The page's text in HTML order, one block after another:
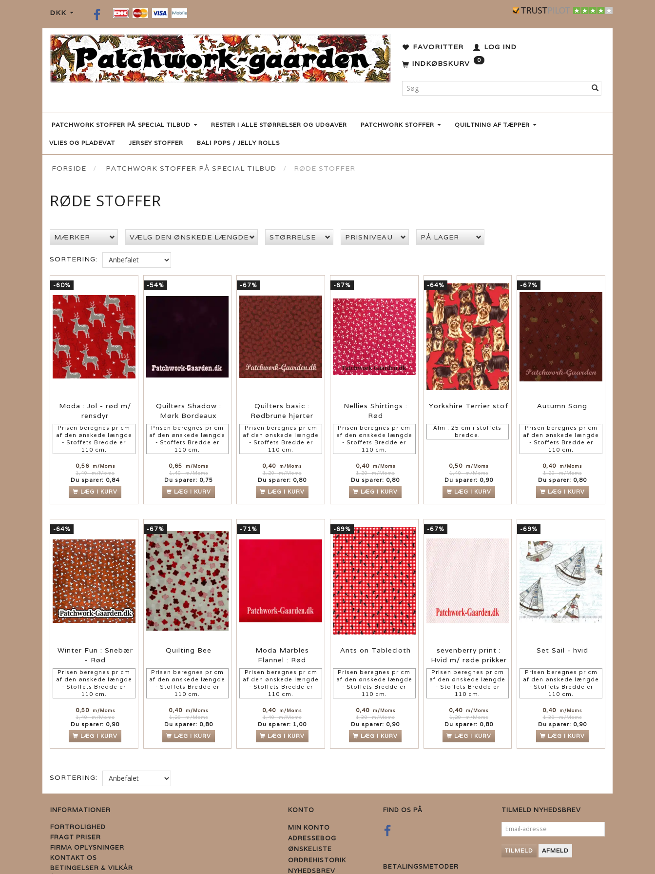
DKK
FAVORITTER
LOG IND
INDKØBSKURV
0
PATCHWORK STOFFER PÅ SPECIAL TILBUD RESTER I ALLE STØRRELSER OG UDGAVER PATCHWORK STOFFER QUILTNING AF TÆPPER
VLIES OG PLADEVAT JERSEY STOFFER BALI POPS / JELLY ROLLS
FORSIDE PATCHWORK STOFFER PÅ SPECIAL TILBUD RØDE STOFFER
RØDE STOFFER
MÆRKER VÆLG DEN ØNSKEDE LÆNGDE STØRRELSE PRISNIVEAU PÅ LAGER
SORTERING:
-60%
Moda : Jol - rød m/
rensdyr
Prisen beregnes pr cm
af den ønskede længde
- Stoffets Bredde er
110 cm.
0,56 m/Moms
1,40m/Moms
Du sparer: 0,84
LÆG I KURV
-54%
Quilters Shadow :
Mørk Bordeaux
Prisen beregnes pr cm
af den ønskede længde
- Stoffets Bredde er
110 cm.
0,65 m/Moms
1,40m/Moms
Du sparer: 0,75
LÆG I KURV
-67%
Quilters basic :
Rødbrune hjerter
Prisen beregnes pr cm
af den ønskede længde
- Stoffets Bredde er
110 cm.
0,40 m/Moms
1,20m/Moms
Du sparer: 0,80
LÆG I KURV
-67%
Nellies Shirtings :
Rød
Prisen beregnes pr cm
af den ønskede længde
- Stoffets Bredde er
110 cm.
0,40 m/Moms
1,20m/Moms
Du sparer: 0,80
LÆG I KURV
-64%
Yorkshire Terrier stof
Alm : 25 cm i stoffets
bredde.
0,50 m/Moms
1,40m/Moms
Du sparer: 0,90
LÆG I KURV
-67%
Autumn Song
Prisen beregnes pr cm
af den ønskede længde
- Stoffets Bredde er
110 cm.
0,40 m/Moms
1,20m/Moms
Du sparer: 0,80
LÆG I KURV
-64%
Winter Fun : Snebær
- Rød
Prisen beregnes pr cm
af den ønskede længde
- Stoffets Bredde er
110 cm.
0,50 m/Moms
1,40m/Moms
Du sparer: 0,90
LÆG I KURV
-67%
Quilting Bee
Prisen beregnes pr cm
af den ønskede længde
- Stoffets Bredde er
110 cm.
0,40 m/Moms
1,20m/Moms
Du sparer: 0,80
LÆG I KURV
-71%
Moda Marbles
Flannel : Rød
Prisen beregnes pr cm
af den ønskede længde
- Stoffets Bredde er
110 cm.
0,40 m/Moms
1,40m/Moms
Du sparer: 1,00
LÆG I KURV
-69%
Ants on Tablecloth
Prisen beregnes pr cm
af den ønskede længde
- Stoffets Bredde er
110 cm.
0,40 m/Moms
1,30m/Moms
Du sparer: 0,90
LÆG I KURV
-67%
sevenberry print :
Hvid m/ røde prikker
Prisen beregnes pr cm
af den ønskede længde
- Stoffets Bredde er
110 cm.
0,40 m/Moms
1,20m/Moms
Du sparer: 0,80
LÆG I KURV
-69%
Set Sail - hvid
Prisen beregnes pr cm
af den ønskede længde
- Stoffets Bredde er
110 cm.
0,40 m/Moms
1,30m/Moms
Du sparer: 0,90
LÆG I KURV
SORTERING:
INFORMATIONER
FORTROLIGHED
FRAGT PRISER
FIRMA OPLYSNINGER
KONTAKT OS
BETINGELSER & VILKÅR
KONTO
MIN KONTO
ADRESSEBOG
ØNSKELISTE
ORDREHISTORIK
NYHEDSBREV
FIND OS PÅ
BETALINGSMETODER
TILMELD NYHEDSBREV
EMAIL-
ADRESSE
TILMELD AFMELD